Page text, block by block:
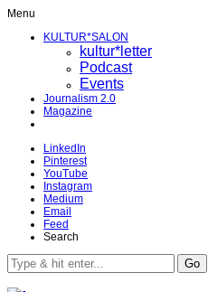
Menu
KULTUR*SALON
kultur*letter
Podcast
Events
Journalism 2.0
Magazine
LinkedIn
Pinterest
YouTube
Instagram
Medium
Email
Feed
Search
Go